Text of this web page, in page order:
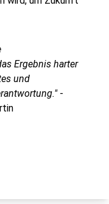
Ergebnis harter
und
-